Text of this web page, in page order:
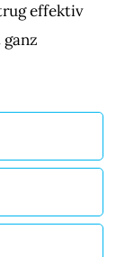
effektiv